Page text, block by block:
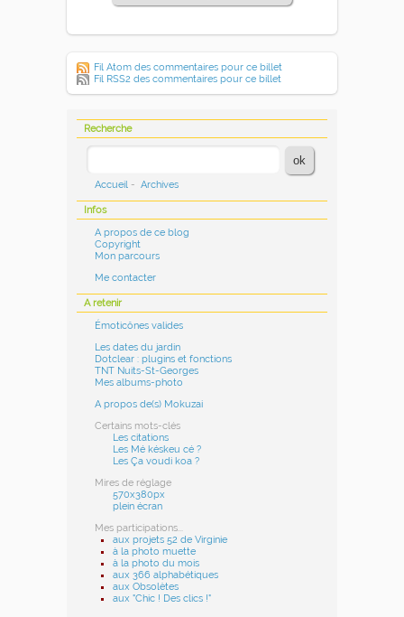
Fil Atom des commentaires pour ce billet
Fil RSS2 des commentaires pour ce billet
Recherche
Accueil - Archives
Infos
A propos de ce blog
Copyright
Mon parcours
Me contacter
A retenir
Émoticônes valides
Les dates du jardin
Dotclear : plugins et fonctions
TNT Nuits-St-Georges
Mes albums-photo
A propos de(s) Mokuzai
Certains mots-clés
Les citations
Les Mé késkeu cé ?
Les Ça voudi koa ?
Mires de réglage
570x380px
plein écran
Mes participations...
aux projets 52 de Virginie
à la photo muette
à la photo du mois
aux 366 alphabétiques
aux Obsolètes
aux "Chic ! Des clics !"